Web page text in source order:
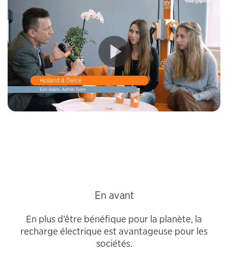
En avant
En plus d’être bénéfique pour la planète, la
recharge électrique est avantageuse pour les
sociétés.